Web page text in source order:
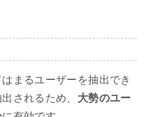
まるユーザーを抽出でき
されるため、 大勢のユー